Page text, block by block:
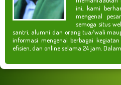
ini, kami
mengenal
semoga situs
santri, alumni dan orang tua/wali
informasi mengenai berbagai
efisien, dan online selama 24 jam. Dalam